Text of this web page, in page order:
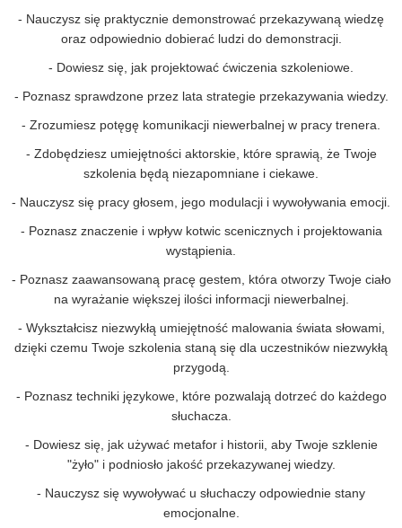
- Nauczysz się praktycznie demonstrować przekazywaną wiedzę
oraz odpowiednio dobierać ludzi do demonstracji.
- Dowiesz się, jak projektować ćwiczenia szkoleniowe.
- Poznasz sprawdzone przez lata strategie przekazywania wiedzy.
- Zrozumiesz potęgę komunikacji niewerbalnej w pracy trenera.
- Zdobędziesz umiejętności aktorskie, które sprawią, że Twoje
szkolenia będą niezapomniane i ciekawe.
- Nauczysz się pracy głosem, jego modulacji i wywoływania emocji.
- Poznasz znaczenie i wpływ kotwic scenicznych i projektowania
wystąpienia.
- Poznasz zaawansowaną pracę gestem, która otworzy Twoje ciało
na wyrażanie większej ilości informacji niewerbalnej.
- Wykształcisz niezwykłą umiejętność malowania świata słowami,
dzięki czemu Twoje szkolenia staną się dla uczestników niezwykłą
przygodą.
- Poznasz techniki językowe, które pozwalają dotrzeć do każdego
słuchacza.
- Dowiesz się, jak używać metafor i historii, aby Twoje szklenie
"żyło" i podniosło jakość przekazywanej wiedzy.
- Nauczysz się wywoływać u słuchaczy odpowiednie stany
emocjonalne.